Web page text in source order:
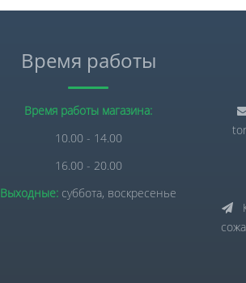
Время работы
Время работы магазина:
10.00 - 14.00
16.00 - 20.00
Выходные: суббота, воскресенье